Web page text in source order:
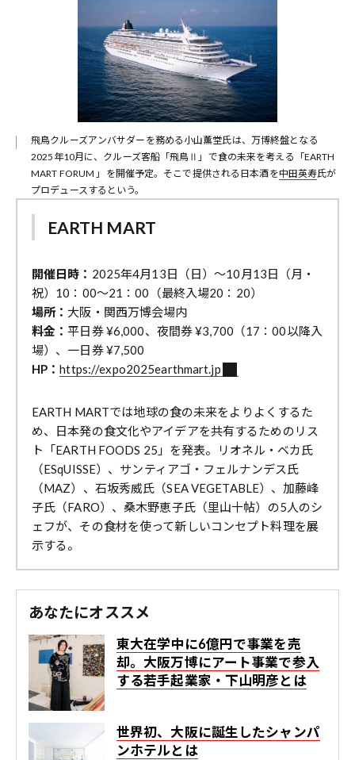
飛鳥クルーズアンバサダーを務める小山薫堂氏は、万博終盤となる
2025年10月に、クルーズ客船「飛鳥Ⅱ」で食の未来を考える「EARTH
MART FORUM 」を開催予定。そこで提供される日本酒を中田英寿氏が
プロデュースするという。
EARTH MART
開催日時： 2025年4月13日（日）～10月13日（月・
祝）10：00〜21：00（最終入場20：20）
場所： 大阪・関西万博会場内
料金：平日券 ¥6,000、夜間券 ¥3,700（17：00以降入
場）、一日券 ¥7,500
HP：https://expo2025earthmart.jp
EARTH MARTでは地球の食の未来をよりよくするた
め、日本発の食文化やアイデアを共有するためのリス
ト「EARTH FOODS 25」を発表。リオネル・ベカ氏
（ESqUISSE）、サンティアゴ・フェルナンデス氏
（MAZ）、石坂秀威氏（SEA VEGETABLE）、加藤峰
子氏（FARO）、桑木野恵子氏（里山十帖）の5人のシ
ェフが、その食材を使って新しいコンセプト料理を展
示する。
あなたにオススメ
東大在学中に6億円で事業を売
却。大阪万博にアート事業で参入
する若手起業家・下山明彦とは
世界初、大阪に誕生したシャンパ
ンホテルとは